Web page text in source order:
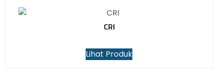
CRI
Lihat Produk